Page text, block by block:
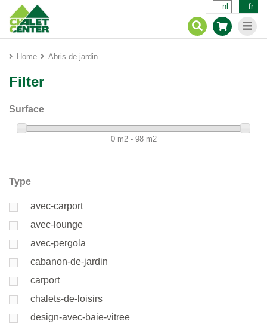
nl fr
Home Abris de jardin
Filter
Surface
0 m2 - 98 m2
Type
avec-carport
avec-lounge
avec-pergola
cabanon-de-jardin
carport
chalets-de-loisirs
design-avec-baie-vitree